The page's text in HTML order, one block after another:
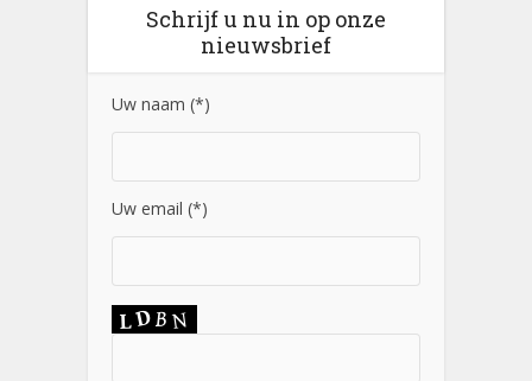
Schrijf u nu in op onze
nieuwsbrief
Uw naam (*)
Uw email (*)